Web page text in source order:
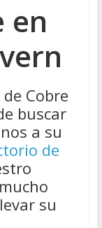
en
Cobre
buscar
a su
de
su